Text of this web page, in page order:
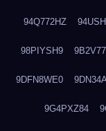
94Q772HZ
98PIYSH9
9DFN8WE0
9G4PXZ84